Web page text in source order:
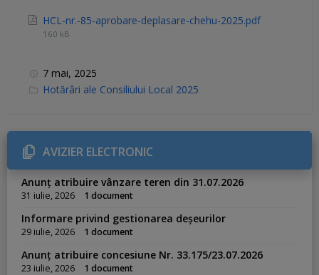
HCL-nr.-85-aprobare-deplasare-chehu-2025.pdf
160 kB
7 mai, 2025
C
r
i
e
s
Hotărâri ale Consiliului Local 2025
AVIZIER ELECTRONIC
Anunț atribuire vânzare teren din 31.07.2026
31 iulie, 2026 1 document
Informare privind gestionarea deșeurilor
29 iulie, 2026 1 document
Anunț atribuire concesiune Nr. 33.175/23.07.2026
23 iulie, 2026 1 document